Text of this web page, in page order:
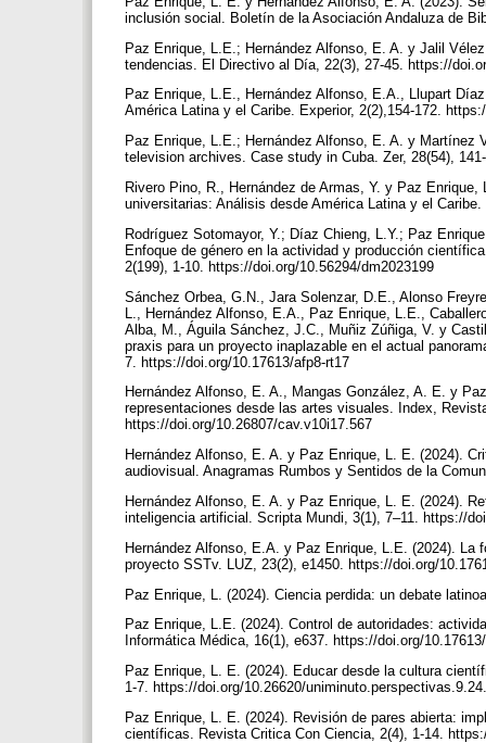
inclusión social. Boletín de la Asociación Andaluza de
Paz Enrique, L.E.; Hernández Alfonso, E. A. y Jalil
tendencias. El Directivo al Día, 22(3), 27-45. https://
Paz Enrique, L.E., Hernández Alfonso, E.A., Llupart
América Latina y el Caribe. Experior, 2(2),154-172.
Paz Enrique, L.E.; Hernández Alfonso, E. A. y Martínez
television archives. Case study in Cuba. Zer, 28(54),
Rivero Pino, R., Hernández de Armas, Y. y Paz
universitarias: Análisis desde América Latina y el
Rodríguez Sotomayor, Y.; Díaz Chieng, L.Y.; Paz
Enfoque de género en la actividad y producción
2(199), 1-10. https://doi.org/10.56294/dm2023199
Sánchez Orbea, G.N., Jara Solenzar, D.E., Alonso
L., Hernández Alfonso, E.A., Paz Enrique, L.E.,
Alba, M., Águila Sánchez, J.C., Muñiz Zúñiga, V. y
praxis para un proyecto inaplazable en el actual
7. https://doi.org/10.17613/afp8-rt17
Hernández Alfonso, E. A., Mangas González, A. E. y
representaciones desde las artes visuales. Index,
https://doi.org/10.26807/cav.v10i17.567
Hernández Alfonso, E. A. y Paz Enrique, L. E. (2024).
audiovisual. Anagramas Rumbos y Sentidos de la
Hernández Alfonso, E. A. y Paz Enrique, L. E. (2024).
inteligencia artificial. Scripta Mundi, 3(1), 7–11. https://
Hernández Alfonso, E.A. y Paz Enrique, L.E. (2024). La
proyecto SSTv. LUZ, 23(2), e1450. https://doi.org/
Paz Enrique, L. (2024). Ciencia perdida: un debate
Paz Enrique, L.E. (2024). Control de autoridades:
Informática Médica, 16(1), e637. https://doi.org/
Paz Enrique, L. E. (2024). Educar desde la cultura
1-7. https://doi.org/10.26620/
Paz Enrique, L. E. (2024). Revisión de pares abierta:
científicas. Revista Critica Con Ciencia, 2(4), 1-14.